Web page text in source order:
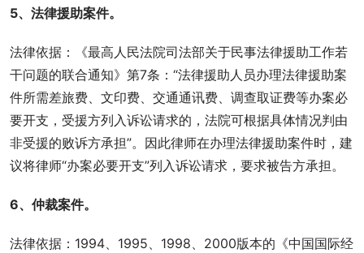
5、法律援助案件。
法律依据：《最高人民法院司法部关于民事法律援助工作若
干问题的联合通知》第7条：“法律援助人员办理法律援助案
件所需差旅费、文印费、交通通讯费、调查取证费等办案必
要开支，受援方列入诉讼请求的，法院可根据具体情况判由
非受援的败诉方承担”。因此律师在办理法律援助案件时，建
议将律师“办案必要开支”列入诉讼请求，要求被告方承担。
6、仲裁案件。
法律依据：1994、1995、1998、2000版本的《中国国际经